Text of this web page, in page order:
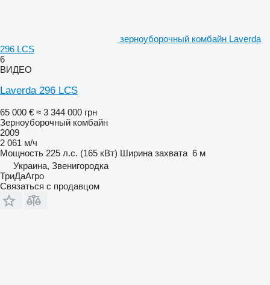
зерноуборочный комбайн Laverda
296 LCS
6
ВИДЕО
Laverda 296 LCS
65 000 € ≈ 3 344 000 грн
Зерноуборочный комбайн
2009
2 061 м/ч
Мощность 225 л.с. (165 кВт) Ширина захвата 6 м
Украина, Звенигородка
ТриДаАгро
Связаться с продавцом